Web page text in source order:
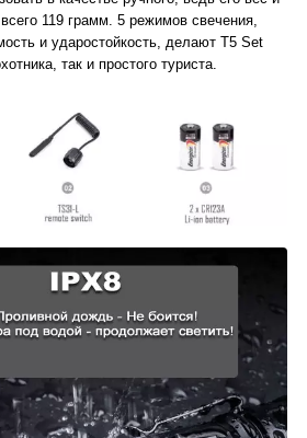
119 грамм. 5 режимов свечения,
и ударостойкость, делают T5 Set
так и простого туриста.